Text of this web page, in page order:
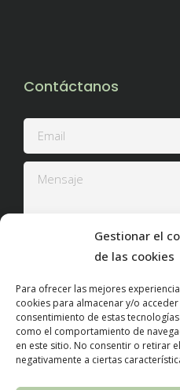
Gestionar el
de las cookies
Para ofrecer las mejores
cookies para almacenar y/o
consentimiento de estas
como el comportamiento de
en este sitio. No consentir o retirar
negativamente a ciertas
Contáctanos
He leído y acepto la